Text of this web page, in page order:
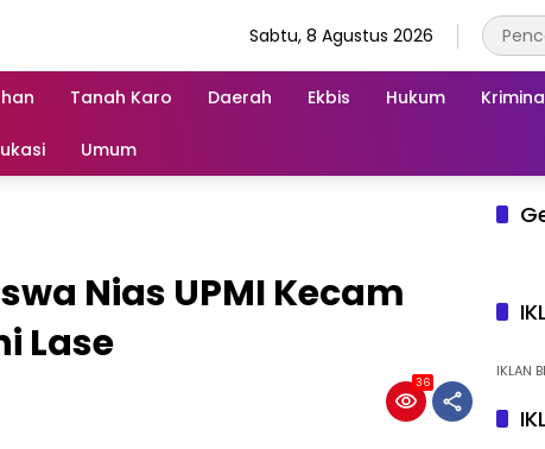
Sabtu, 8 Agustus 2026
Tanah Karo Daerah Ekbis Hukum
Umum
Nias UPMI Kecam
Lase
36
IKLAN BI